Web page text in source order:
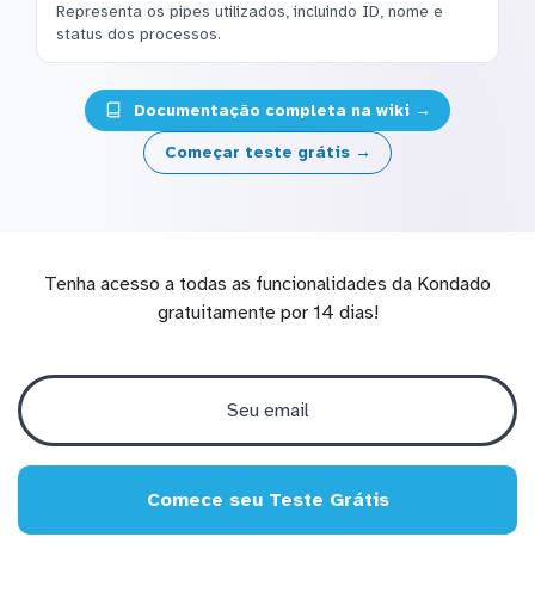
Representa os pipes utilizados, incluindo ID, nome e
status dos processos.
Documentação completa na wiki →
Começar teste grátis →
Tenha acesso a todas as funcionalidades da Kondado
gratuitamente por 14 dias!
Comece seu Teste Grátis